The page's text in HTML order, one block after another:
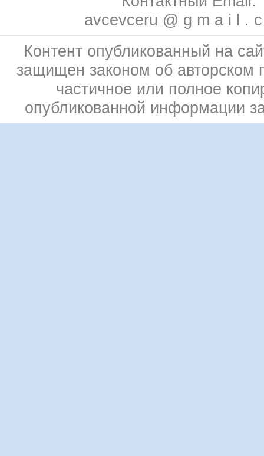
avcevceru @ g m a i l .
Контент опубликованный на
защищен законом об авторском
частичное или полное
опубликованной информации